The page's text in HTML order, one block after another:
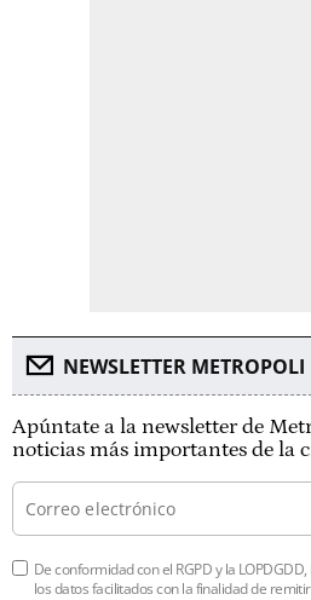
NEWSLETTER METROPOLI
Apúntate a la newsletter de
noticias más importantes de la
De conformidad con el RGPD y la LOPDGDD,
los datos facilitados con la finalidad de